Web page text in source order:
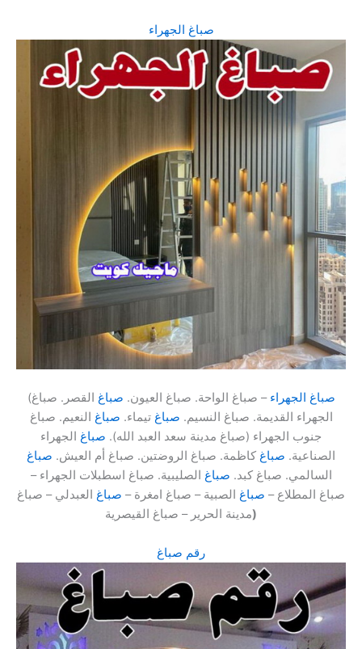
صباغ الجهراء
( صباغ الجهراء – صباغ الواحة. صباغ العيون. صباغ القصر. صباغ
الجهراء القديمة. صباغ النسيم. صباغ تيماء. صباغ النعيم. صباغ
جنوب الجهراء (صباغ مدينة سعد العبد الله). صباغ الجهراء
الصناعية. صباغ كاظمة. صباغ الروضتين. صباغ أم العيش. صباغ
السالمي. صباغ كبد. صباغ الصليبية. صباغ اسطبلات الجهراء –
صباغ المطلاع – صباغ الصبية – صباغ امغرة – صباغ العبدلي – صباغ
مدينة الحرير – صباغ القيصرية)
رقم صباغ